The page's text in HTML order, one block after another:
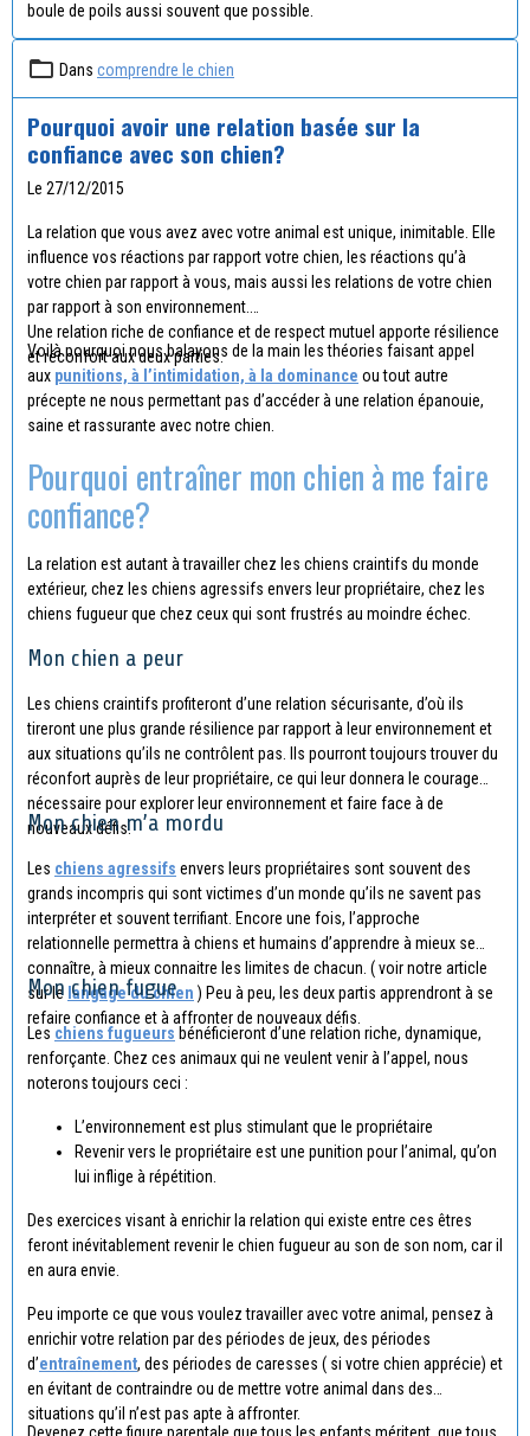
boule de poils aussi souvent que possible.
Dans comprendre le chien
Pourquoi avoir une relation basée sur la
confiance avec son chien?
Le 27/12/2015
La relation que vous avez avec votre animal est unique, inimitable. Elle
influence vos réactions par rapport votre chien, les réactions qu’à
votre chien par rapport à vous, mais aussi les relations de votre chien
par rapport à son environnement.
Une relation riche de confiance et de respect mutuel apporte résilience
et réconfort aux deux parties.
Voilà pourquoi nous balayons de la main les théories faisant appel
aux punitions, à l’intimidation, à la dominance ou tout autre
précepte ne nous permettant pas d’accéder à une relation épanouie,
saine et rassurante avec notre chien.
Pourquoi entraîner mon chien à me faire
confiance?
La relation est autant à travailler chez les chiens craintifs du monde
extérieur, chez les chiens agressifs envers leur propriétaire, chez les
chiens fugueur que chez ceux qui sont frustrés au moindre échec.
Mon chien a peur
Les chiens craintifs profiteront d’une relation sécurisante, d’où ils
tireront une plus grande résilience par rapport à leur environnement et
aux situations qu’ils ne contrôlent pas. Ils pourront toujours trouver du
réconfort auprès de leur propriétaire, ce qui leur donnera le courage
nécessaire pour explorer leur environnement et faire face à de
nouveaux défis.
Mon chien m’a mordu
Les chiens agressifs envers leurs propriétaires sont souvent des
grands incompris qui sont victimes d’un monde qu’ils ne savent pas
interpréter et souvent terrifiant. Encore une fois, l’approche
relationnelle permettra à chiens et humains d’apprendre à mieux se
connaître, à mieux connaitre les limites de chacun. ( voir notre article
sur le langage du chien ) Peu à peu, les deux partis apprendront à se
refaire confiance et à affronter de nouveaux défis.
Mon chien fugue
Les chiens fugueurs bénéficieront d’une relation riche, dynamique,
renforçante. Chez ces animaux qui ne veulent venir à l’appel, nous
noterons toujours ceci :
L’environnement est plus stimulant que le propriétaire
Revenir vers le propriétaire est une punition pour l’animal, qu’on
lui inflige à répétition.
Des exercices visant à enrichir la relation qui existe entre ces êtres
feront inévitablement revenir le chien fugueur au son de son nom, car il
en aura envie.
Peu importe ce que vous voulez travailler avec votre animal, pensez à
enrichir votre relation par des périodes de jeux, des périodes
d’entraînement, des périodes de caresses ( si votre chien apprécie) et
en évitant de contraindre ou de mettre votre animal dans des
situations qu’il n’est pas apte à affronter.